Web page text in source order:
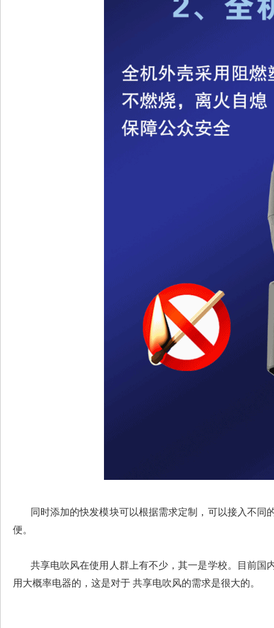
同时添加的快发模块可以根据需求定制，可以接入不同
便。
共享电吹风在使用人群上有不少，其一是学校。目前国
用 大概率电器的，这是对于 共享电吹风的需求是很大的。